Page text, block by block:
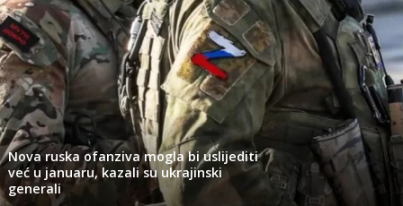
Nova ruska ofanziva mogla bi uslijediti
već u januaru, kazali su ukrajinski
generali